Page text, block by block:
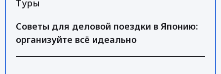
Туры
Советы для деловой поездки в Японию:
организуйте всё идеально